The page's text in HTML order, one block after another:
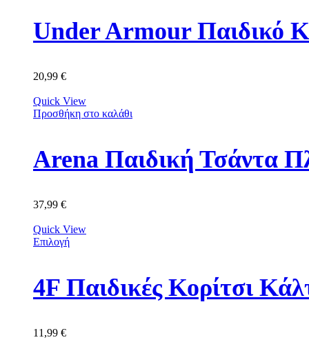
Under Armour Παιδικό
20,99 €
Quick View
Προσθήκη στο καλάθι
Arena Παιδική Τσάντα
37,99 €
Quick View
Επιλογή
11,99 €